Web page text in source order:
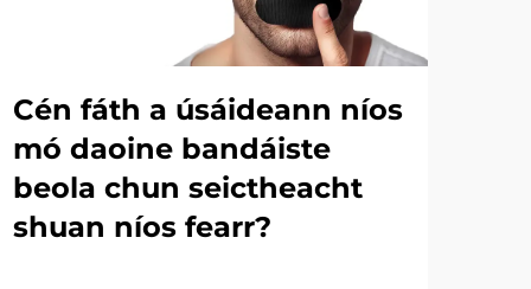
Cén fáth a úsáideann níos
mó daoine bandáiste
beola chun seictheacht
shuan níos fearr?